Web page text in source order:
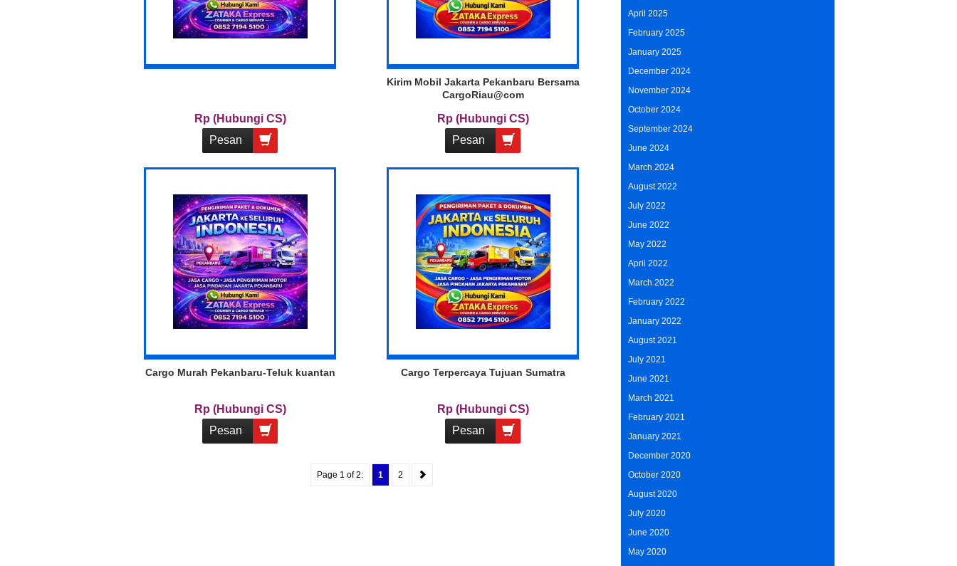
Rp (Hubungi CS)
Pesan
Kirim Mobil Jakarta Pekanbaru Bersama
CargoRiau@com
Rp (Hubungi CS)
Pesan
Cargo Murah Pekanbaru-Teluk kuantan
Rp (Hubungi CS)
Pesan
Cargo Terpercaya Tujuan Sumatra
Rp (Hubungi CS)
Pesan
Page 1 of 2: 1 2
April 2025
February 2025
January 2025
December 2024
November 2024
October 2024
September 2024
June 2024
March 2024
August 2022
July 2022
June 2022
May 2022
April 2022
March 2022
February 2022
January 2022
August 2021
July 2021
June 2021
March 2021
February 2021
January 2021
December 2020
October 2020
August 2020
July 2020
June 2020
May 2020